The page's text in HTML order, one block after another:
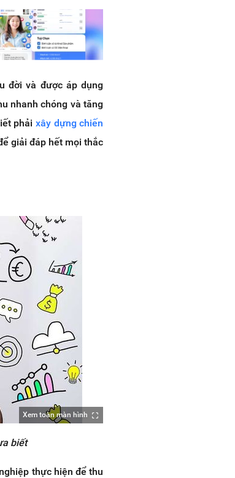
đời và được áp dụng
nhanh chóng và tăng
phải xây dựng chiến
giải đáp hết mọi thắc
Xem toàn màn hình
biết
thực hiện để thu